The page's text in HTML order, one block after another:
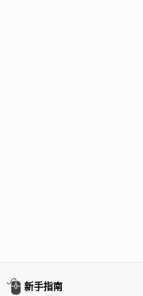
新手指南